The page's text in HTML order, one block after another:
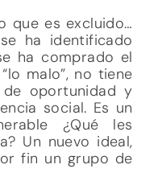
que es excluido…
ha identificado
ha comprado el
malo”, no tiene
oportunidad y
social. Es un
¿Qué les
Un nuevo ideal,
fin un grupo de